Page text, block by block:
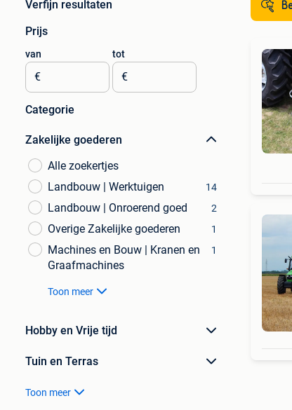
Verfijn resultaten
Prijs
van
€
tot
€
Categorie
Zakelijke goederen
Alle zoekertjes
Landbouw | Werktuigen
14
Landbouw | Onroerend goed 2
Overige Zakelijke goederen 1
Machines en Bouw | Kranen en
Graafmachines
1
Toon meer
Hobby en Vrije tijd
Tuin en Terras
Toon meer